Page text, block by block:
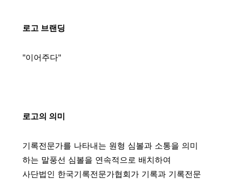
로고 브랜딩
"이어주다"
로고의 의미
기록전문가를 나타내는 원형 심볼과 소통을 의미
하는 말풍선 심볼을 연속적으로 배치하여
사단법인 한국기록전문가협회가 기록과 기록전문